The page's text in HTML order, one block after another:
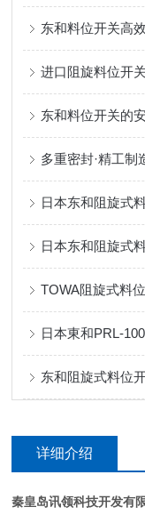
东和料位开关高
进口阻旋料位开
东和料位开关的
日本东和阻旋式
日本东和阻旋式
TOWA阻旋式料
详细介绍
秦皇岛讯领科技开发有